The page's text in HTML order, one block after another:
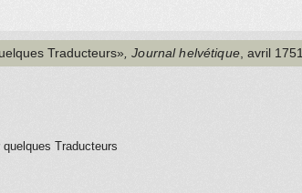
Traducteurs» , Journal helvétique, avril 1751
Traducteurs